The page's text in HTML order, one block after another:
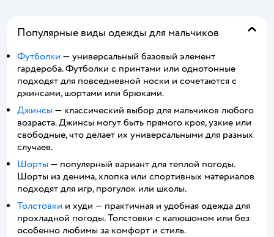
Популярные виды одежды для мальчиков
Футболки — универсальный базовый элемент
гардероба. Футболки с принтами или однотонные
подходят для повседневной носки и сочетаются с
джинсами, шортами или брюками.
Джинсы — классический выбор для мальчиков любого
возраста. Джинсы могут быть прямого кроя, узкие или
свободные, что делает их универсальными для разных
случаев.
Шорты — популярный вариант для теплой погоды.
Шорты из денима, хлопка или спортивных материалов
подходят для игр, прогулок или школы.
Толстовки и худи — практичная и удобная одежда для
прохладной погоды. Толстовки с капюшоном или без
особенно любимы за комфорт и стиль.